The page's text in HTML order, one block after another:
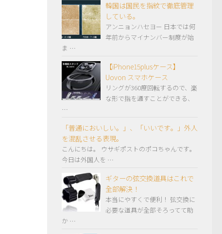
韓国は国民を指紋で徹底管理
している。
アンニョンハセヨー 日本では何
年前からマイナンバー制度が始
ま …
【iPhone15plusケース】
Uovon スマホケース
リングが360度回転するので、楽
な形で指を通すことができる、
…
「普通においしい。」、「いいです。」外人
を混乱させる表現。
こんにちは。 ウサギポストのポコちゃんです。
今日は外国人を …
ギターの弦交換道具はこれで
全部解決！
本当にやすくで便利！ 弦交換に
必要な道具が全部そろってて助
か …